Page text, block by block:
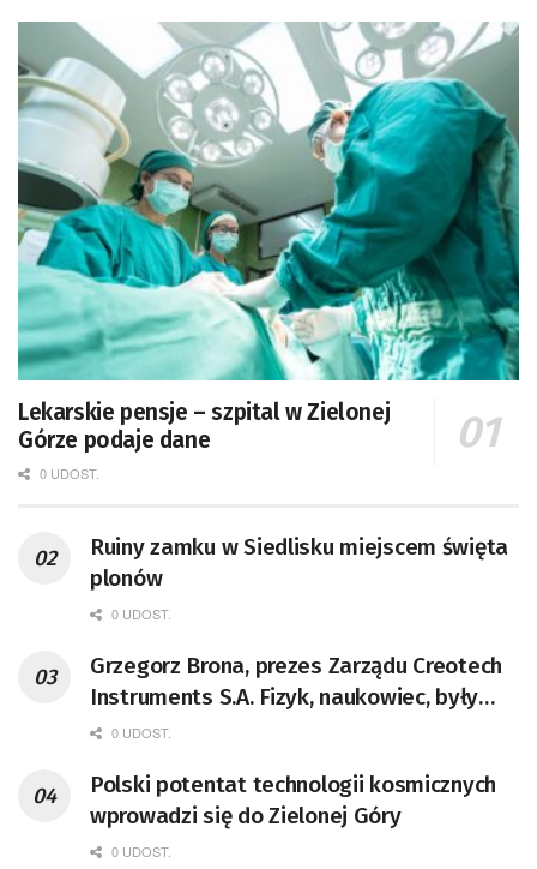
Lekarskie pensje – szpital w Zielonej
Górze podaje dane
0 UDOST.
Ruiny zamku w Siedlisku miejscem święta
plonów
0 UDOST.
Grzegorz Brona, prezes Zarządu Creotech
Instruments S.A. Fizyk, naukowiec, były
pracownik CERN w Genewie,
doktor habilitowany nauk fizycznych,
koordynator Rady Sektorowej ds.
Kompetencji Przemysłu Lotniczo-
0 UDOST.
Polski potentat technologii kosmicznych
wprowadzi się do Zielonej Góry
0 UDOST.